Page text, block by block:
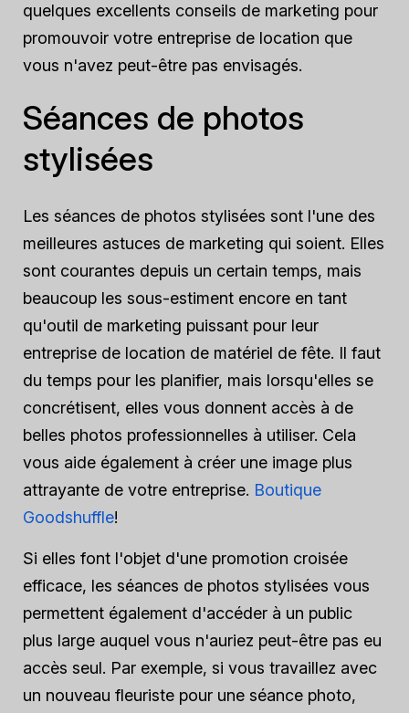
quelques excellents conseils de marketing pour
promouvoir votre entreprise de location que
vous n'avez peut-être pas envisagés.
Séances de photos
stylisées
Les séances de photos stylisées sont l'une des
meilleures astuces de marketing qui soient. Elles
sont courantes depuis un certain temps, mais
beaucoup les sous-estiment encore en tant
qu'outil de marketing puissant pour leur
entreprise de location de matériel de fête. Il faut
du temps pour les planifier, mais lorsqu'elles se
concrétisent, elles vous donnent accès à de
belles photos professionnelles à utiliser. Cela
vous aide également à créer une image plus
attrayante de votre entreprise. Boutique
Goodshuffle!
Si elles font l'objet d'une promotion croisée
efficace, les séances de photos stylisées vous
permettent également d'accéder à un public
plus large auquel vous n'auriez peut-être pas eu
accès seul. Par exemple, si vous travaillez avec
un nouveau fleuriste pour une séance photo,